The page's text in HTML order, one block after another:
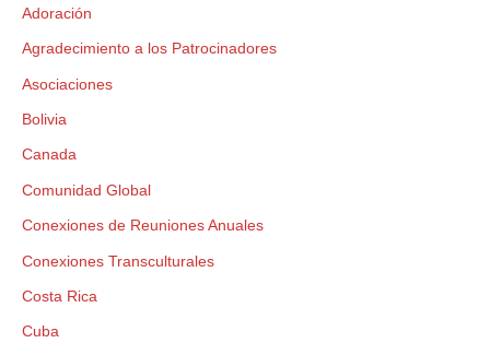
Adoración
Agradecimiento a los Patrocinadores
Asociaciones
Bolivia
Canada
Comunidad Global
Conexiones de Reuniones Anuales
Conexiones Transculturales
Costa Rica
Cuba